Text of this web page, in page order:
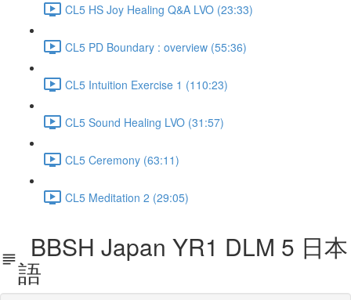
CL5 HS Joy Healing Q&A LVO (23:33)
CL5 PD Boundary : overview (55:36)
CL5 Intuition Exercise 1 (110:23)
CL5 Sound Healing LVO (31:57)
CL5 Ceremony (63:11)
CL5 Meditation 2 (29:05)
BBSH Japan YR1 DLM 5 日本
語